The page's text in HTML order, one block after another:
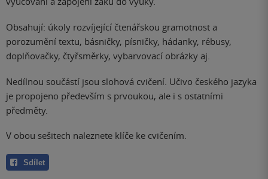
Obsahují: úkoly rozvíjející čtenářskou gramotnost a
porozumění textu, básničky, písničky, hádanky, rébusy,
doplňovačky, čtyřsměrky, vybarvovací obrázky aj.
Nedílnou součástí jsou slohová cvičení. Učivo českého jazyka
je propojeno především s prvoukou, ale i s ostatními
předměty.
V obou sešitech naleznete klíče ke cvičením.
Sdílet